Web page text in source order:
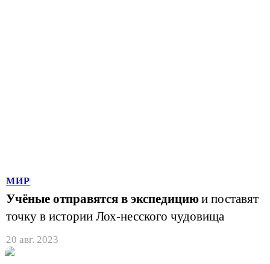
МИР
Учёные отправятся в экспедициюи поставят
точку в истории Лох-несского чудовища
20 авг. 2023